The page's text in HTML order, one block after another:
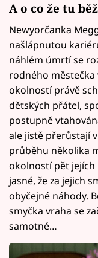
A o co že tu
Newyorčanka
našlápnutou
náhlém úmrtí se
rodného městečka
okolností právě
dětských přátel,
postupně
ale jistě přerůstají
průběhu několika
okolností pět jejích
jasné, že za jejich
obyčejné náhody.
smyčka vraha se
samotné…